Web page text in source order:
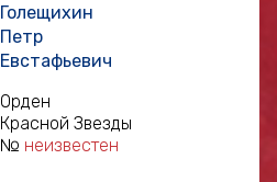
Голещихин
Петр
Евстафьевич
Орден
Красной Звезды
№ неизвестен